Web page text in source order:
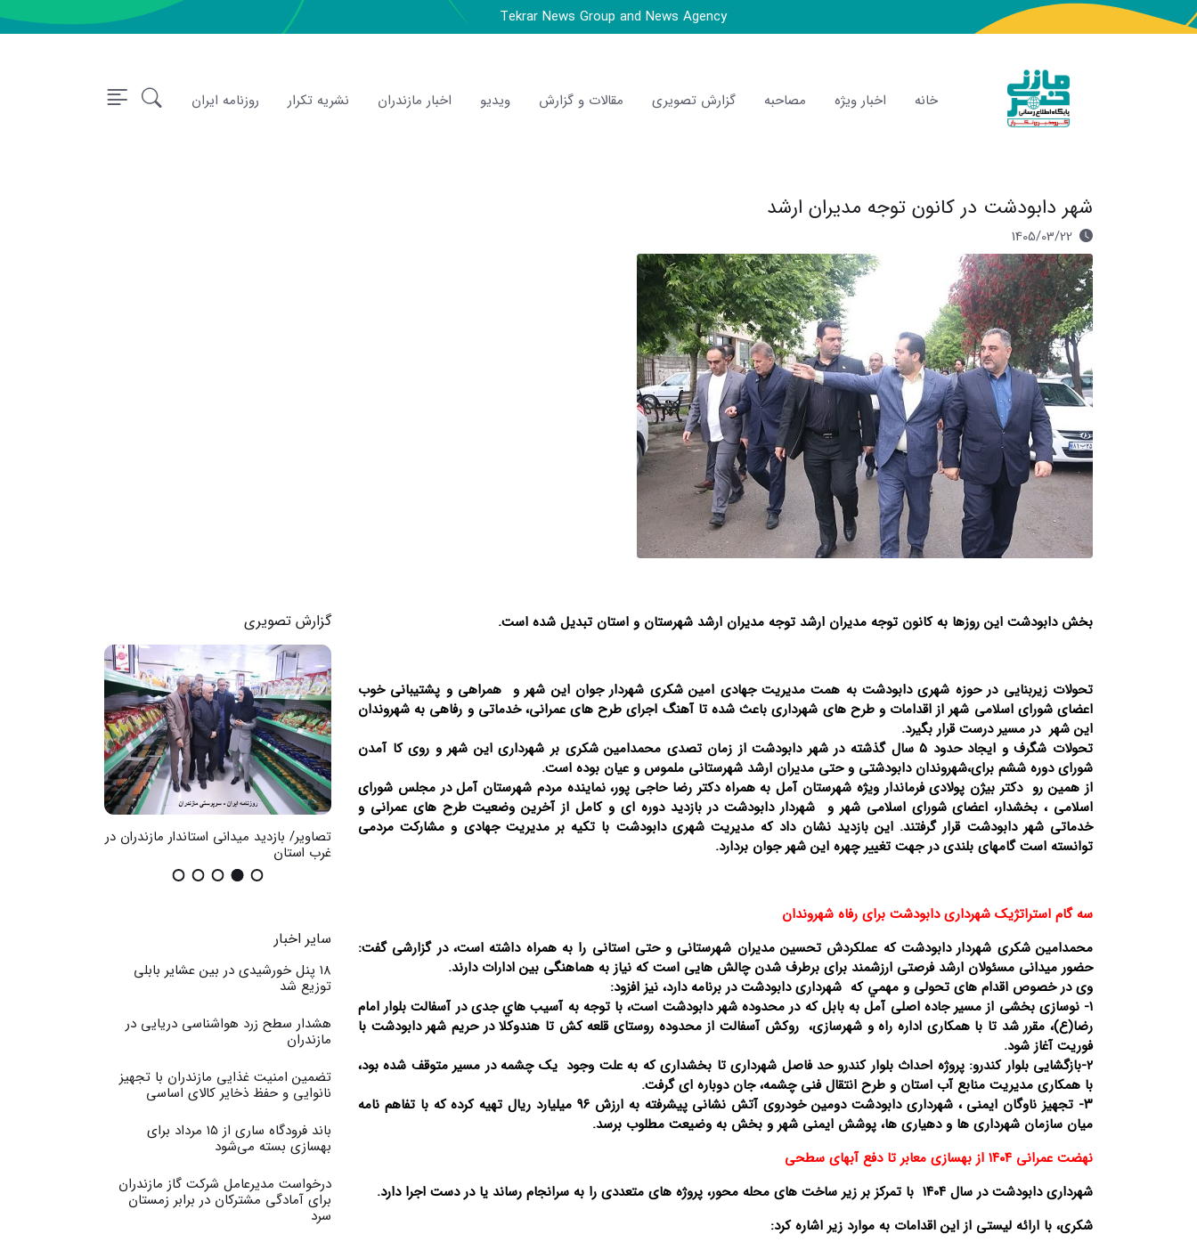
Tekrar News Group and News Agency
خانه اخبار ویژه مصاحبه گزارش تصویری مقالات و گزارش ویدیو اخبار مازندران نشریه تکرار روزنامه ایران
شهر دابودشت در کانون توجه مدیران ارشد
1405/03/22
بخش دابودشت این روزها به کانون توجه مدیران ارشد توجه مدیران ارشد شهرستان و استان تبدیل شده است.
تحولات زیربنایی در حوزه شهری دابودشت به همت مدیریت جهادی امین شکری شهردار جوان این شهر و همراهی و پشتیبانی خوب
اعضای شورای اسلامی شهر از اقدامات و طرح های شهرداری باعث شده تا آهنگ اجرای طرح های عمرانی، خدماتی و رفاهی به شهروندان
این شهر در مسیر درست قرار بگیرد.
تحولات شگرف و ایجاد حدود ۵ سال گذشته در شهر دابودشت از زمان تصدی محمدامین شکری بر شهرداری این شهر و روی کا آمدن
شورای دوره ششم برای،شهروندان دابودشتی و حتی مدیران ارشد شهرستانی ملموس و عیان بوده است.
از همین رو دکتر بیژن پولادی فرماندار ویژه شهرستان آمل به همراه دکتر رضا حاجی پور، نماینده مردم شهرستان‌ آمل در مجلس شورای
اسلامی ، بخشدار، اعضای شورای اسلامی شهر و شهردار دابودشت در بازدید دوره ای و کامل از آخرین وضعیت طرح های عمرانی و
خدماتی شهر دابودشت قرار گرفتند. این بازدید نشان داد که مدیریت شهری دابودشت با تکیه بر مدیریت جهادی و مشارکت مردمی
توانسته است گامهای بلندی در جهت تغییر چهره این شهر جوان بردارد.
سه گام استراتژیک شهرداری دابودشت برای رفاه شهروندان
محمدامین شکری شهردار دابودشت که عملکردش تحسین مدیران شهرستانی و حتی استانی را به همراه داشته است، در گزارشی گفت:
حضور میدانی مسئولان ارشد فرصتی ارزشمند برای برطرف شدن چالش هایی است که نیاز به هماهنگی بین ادارات دارند.
وی در خصوص اقدام های تحولی و مهمي که شهرداری دابودشت در برنامه دارد، نیز افزود:
۱- نوسازی بخشی از مسیر جاده اصلی آمل به بابل که در محدوده شهر دابودشت است، با توجه به آسيب هاي جدی در آسفالت بلوار امام
رضا(ع)، مقرر شد تا با همکاری اداره راه و شهرسازی، روکش آسفالت از محدوده روستای قلعه کش تا هندوکلا در حریم شهر دابودشت با
فوریت آغاز شود.
۲-بازگشایی بلوار کندرو: پروژه احداث بلوار کندرو حد فاصل شهرداری تا بخشداری که به علت وجود یک چشمه در مسیر متوقف شده بود،
با همکاری مدیریت منابع آب استان و طرح انتقال فنی چشمه، جان دوباره ای گرفت.
۳- تجهیز ناوگان ایمنی ، شهرداری دابودشت دومین خودروی آتش نشانی پیشرفته به ارزش ۹۶ میلیارد ریال تهیه کرده که با تفاهم نامه
میان سازمان شهرداری ها و دهیاری ها، پوشش ایمنی شهر و بخش به وضیعت مطلوب برسد.
نهضت عمرانی ۱۴۰۴ از بهسازی معابر تا دفع آبهای سطحی
شهرداری دابودشت در سال ۱۴۰۴ با تمرکز بر زیر ساخت های محله محور، پروژه های متعددی را به سرانجام رساند یا در دست اجرا دارد.
شکری، با ارائه لیستی از این اقدامات به موارد زیر اشاره کرد:
گزارش تصویری
تصاویر / بزرگداشت سالگرد ارتحال
امام(ره)در ساری
تصاویر / مراسم احیای ماه رمضان در تصاویر/ بازدید میدانی استاندار مازندران در
غرب استان
سایر اخبار
۱۸ پنل خورشیدی در بین عشایر بابلی
توزیع شد
هشدار سطح زرد هواشناسی دریایی در
مازندران
تضمین امنیت غذایی مازندران با تجهیز
نانوایی و حفظ ذخایر کالای اساسی
باند فرودگاه ساری از ۱۵ مرداد برای
بهسازی بسته می‌شود
درخواست مدیرعامل شرکت گاز مازندران
برای آمادگی مشترکان در برابر زمستان
سرد